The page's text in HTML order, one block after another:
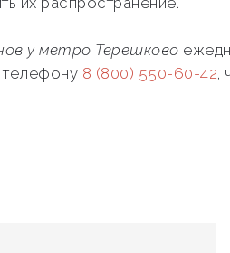
у метро Терешково
телефону 8 (800) 550-60-42,